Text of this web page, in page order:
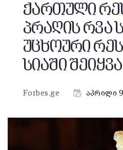
ქართული
პრაღის რვა
უცხოური
სიაში
Forbes.ge აპრილი